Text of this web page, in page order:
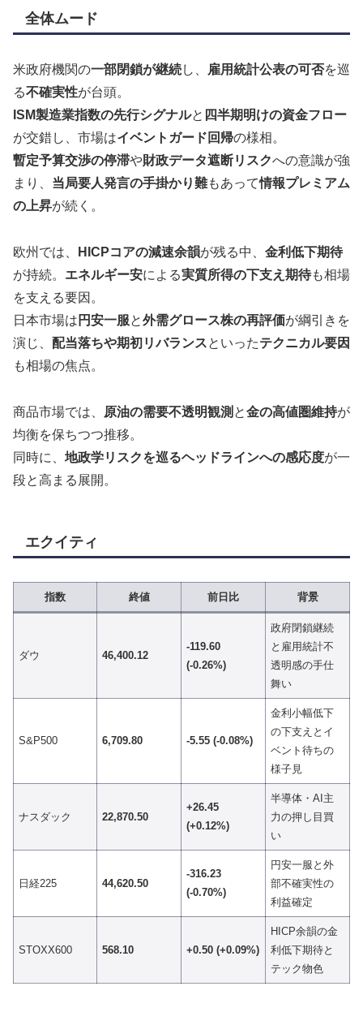
全体ムード
米政府機関の一部閉鎖が継続し、 雇用統計公表の可否を巡
る不確実性が台頭。
ISM製造業指数の先行シグナルと 四半期明けの資金フロー
が交錯し、市場はイベントガード回帰の様相。
暫定予算交渉の停滞や財政データ遮断リスクへの意識が強
まり、 当局要人発言の手掛かり難もあって情報プレミアム
の上昇が続く。
欧州では、 HICPコアの減速余韻が残る中、 金利低下期待
が持続。 エネルギー安による実質所得の下支え期待も相場
を支える要因。
日本市場は 円安一服と外需グロース株の再評価が綱引きを
演じ、 配当落ちや期初リバランスといったテクニカル要因
も相場の焦点。
商品市場では、 原油の需要不透明観測 と金の高値圏維持が
均衡を保ちつつ推移。
同時に、 地政学リスクを巡るヘッドラインへの感応度が一
段と高まる展開。
エクイティ
指数 終値 前日比 背景
ダウ 46,400.12
-119.60
(-0.26%)
政府閉鎖継続
と雇用統計不
透明感の手仕
舞い
S&P500 6,709.80 -5.55 (-0.08%)
金利小幅低下
の下支えとイ
ベント待ちの
様子見
ナスダック 22,870.50
+26.45
(+0.12%)
半導体・AI主
力の押し目買
い
日経225 44,620.50
-316.23
(-0.70%)
円安一服と外
部不確実性の
利益確定
STOXX600 568.10 +0.50 (+0.09%)
HICP余韻の金
利低下期待と
テック物色